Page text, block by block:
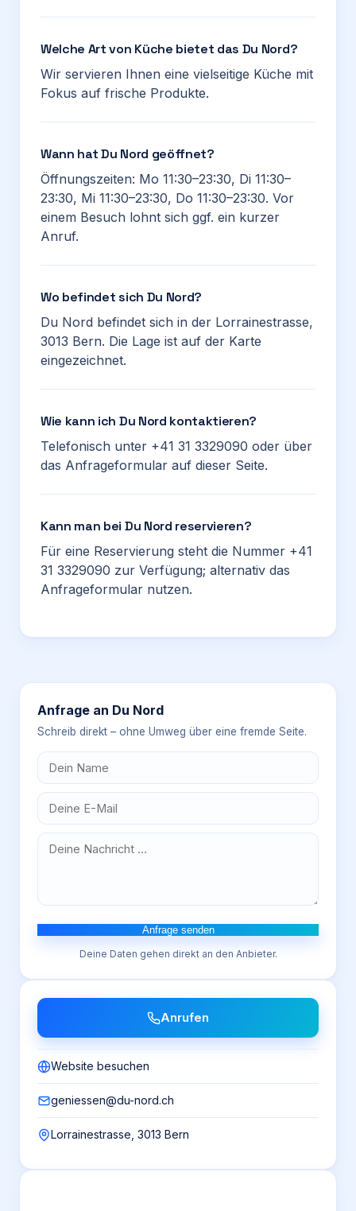
Welche Art von Küche bietet das Du Nord?
Wir servieren Ihnen eine vielseitige Küche mit
Fokus auf frische Produkte.
Wann hat Du Nord geöffnet?
Öffnungszeiten: Mo 11:30–23:30, Di 11:30–
23:30, Mi 11:30–23:30, Do 11:30–23:30. Vor
einem Besuch lohnt sich ggf. ein kurzer
Anruf.
Wo befindet sich Du Nord?
Du Nord befindet sich in der Lorrainestrasse,
3013 Bern. Die Lage ist auf der Karte
eingezeichnet.
Wie kann ich Du Nord kontaktieren?
Telefonisch unter +41 31 3329090 oder über
das Anfrageformular auf dieser Seite.
Kann man bei Du Nord reservieren?
Für eine Reservierung steht die Nummer +41
31 3329090 zur Verfügung; alternativ das
Anfrageformular nutzen.
Anfrage an Du Nord
Schreib direkt – ohne Umweg über eine fremde Seite.
Anfrage senden
Deine Daten gehen direkt an den Anbieter.
Anrufen
Website besuchen
geniessen@du-nord.ch
Lorrainestrasse, 3013 Bern